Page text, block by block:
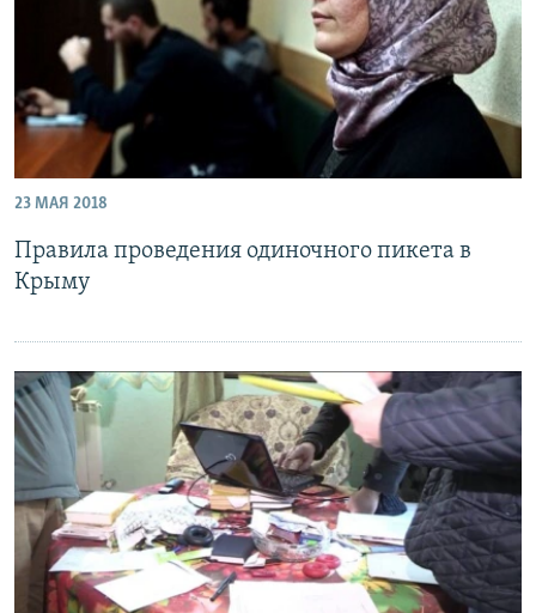
23 МАЯ 2018
Правила проведения одиночного пикета в
Крыму